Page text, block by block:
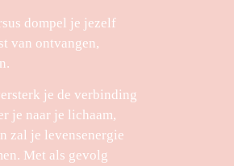
dompel je jezelf
van ontvangen,
je de verbinding
je naar je lichaam,
zal je levensenergie
Met als gevolg